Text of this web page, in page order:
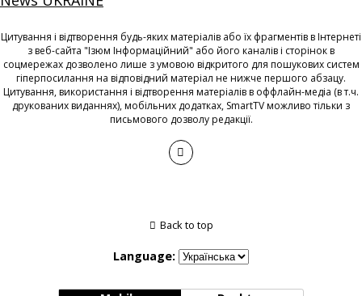
Цитування і відтворення будь-яких матеріалів або їх фрагментів в Інтернеті
з веб-сайта "Ізюм Інформаційний" або його каналів і сторінок в
соцмережах дозволено лише з умовою відкритого для пошукових систем
гіперпосилання на відповідний матеріал не нижче першого абзацу.
Цитування, використання і відтворення матеріалів в оффлайн-медіа (в т.ч.
друкованих виданнях), мобільних додатках, SmartTV можливо тільки з
письмового дозволу редакції.
Back to top
Language: